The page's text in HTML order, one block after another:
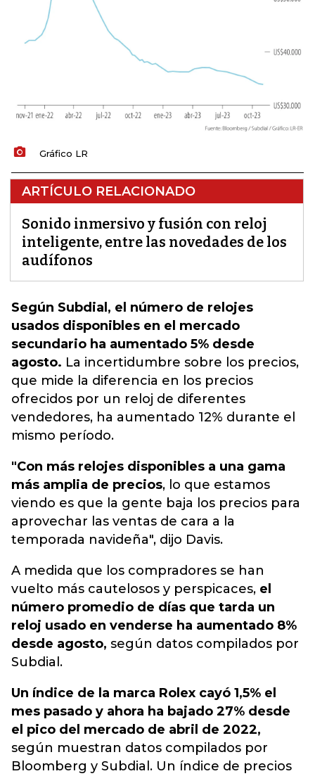
Gráfico LR
ARTÍCULO RELACIONADO
Sonido inmersivo y fusión con reloj
inteligente, entre las novedades de los
audífonos
Según Subdial, el número de relojes
usados ​​disponibles en el mercado
secundario ha aumentado 5% desde
agosto. La incertidumbre sobre los precios,
que mide la diferencia en los precios
ofrecidos por un reloj de diferentes
vendedores, ha aumentado 12% durante el
mismo período.
"Con más relojes disponibles a una gama
más amplia de precios, lo que estamos
viendo es que la gente baja los precios para
aprovechar las ventas de cara a la
temporada navideña", dijo Davis.
A medida que los compradores se han
vuelto más cautelosos y perspicaces, el
número promedio de días que tarda un
reloj usado en venderse ha aumentado 8%
desde agosto, según datos compilados por
Subdial.
Un índice de la marca Rolex cayó 1,5% el
mes pasado y ahora ha bajado 27% desde
el pico del mercado de abril de 2022,
según muestran datos compilados por
Bloomberg y Subdial. Un índice de precios